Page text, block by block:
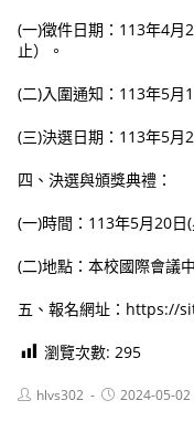
(一)徵件日期：113年4
止）。
(二)入圍通知：113年5月
(三)決選日期：113年5月
四、決選與頒獎典禮：
(一)時間：113年5月20日
(二)地點：本校國際會議
五、報名網址：https://
瀏覽次數: 295
Posthlvs302
Post2024-05-02